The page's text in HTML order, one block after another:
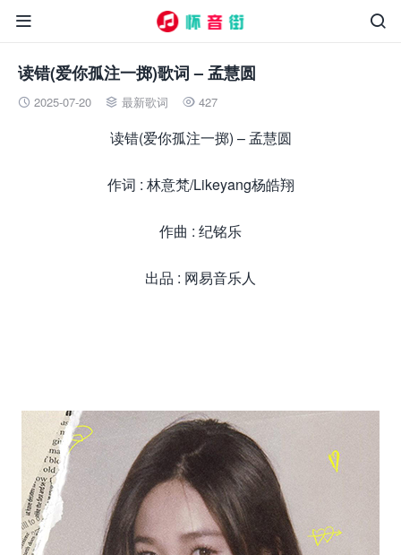


读错(爱你孤注一掷)歌词 – 孟慧圆
 2025-07-20  最新歌词  427
读错(爱你孤注一掷) – 孟慧圆
作词 : 林意梵/Likeyang杨皓翔
作曲 : 纪铭乐
出品 : 网易音乐人